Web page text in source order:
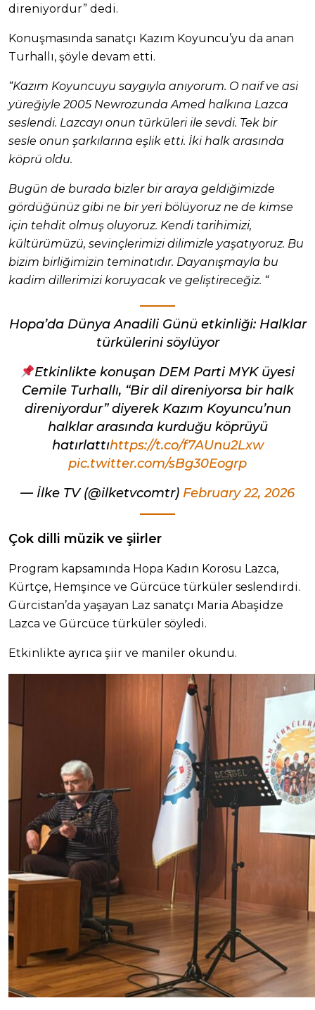
direniyordur” dedi.
Konuşmasında sanatçı Kazım Koyuncu’yu da anan
Turhallı, şöyle devam etti.
“Kazım Koyuncuyu saygıyla anıyorum. O naif ve asi
yüreğiyle 2005 Newrozunda Amed halkına Lazca
seslendi. Lazcayı onun türküleri ile sevdi. Tek bir
sesle onun şarkılarına eşlik etti. İki halk arasında
köprü oldu.
Bugün de burada bizler bir araya geldiğimizde
gördüğünüz gibi ne bir yeri bölüyoruz ne de kimse
için tehdit olmuş oluyoruz. Kendi tarihimizi,
kültürümüzü, sevinçlerimizi dilimizle yaşatıyoruz. Bu
bizim birliğimizin teminatıdır. Dayanışmayla bu
kadim dillerimizi koruyacak ve geliştireceğiz. “
Hopa’da Dünya Anadili Günü etkinliği: Halklar
türkülerini söylüyor
Etkinlikte konuşan DEM Parti MYK üyesi
Cemile Turhallı, “Bir dil direniyorsa bir halk
direniyordur” diyerek Kazım Koyuncu’nun
halklar arasında kurduğu köprüyü
hatırlattıhttps://t.co/f7AUnu2Lxw
pic.twitter.com/sBg30Eogrp
— İlke TV (@ilketvcomtr) February 22, 2026
Çok dilli müzik ve şiirler
Program kapsamında Hopa Kadın Korosu Lazca,
Kürtçe, Hemşince ve Gürcüce türküler seslendirdi.
Gürcistan’da yaşayan Laz sanatçı Maria Abaşidze
Lazca ve Gürcüce türküler söyledi.
Etkinlikte ayrıca şiir ve maniler okundu.